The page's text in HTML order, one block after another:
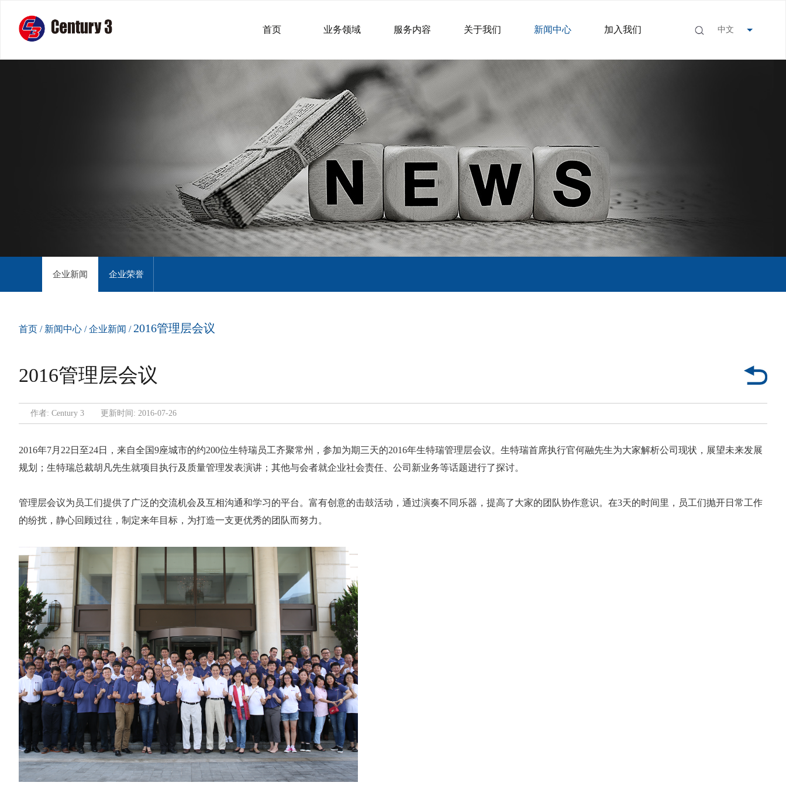
中文
首页 业务领域 服务内容 关于我们 新闻中心 加入我们
企业新闻 企业荣誉
首页 / 新闻中心 /企业新闻 / 2016管理层会议
2016管理层会议
作者: Century 3 更新时间: 2016-07-26
2016年7月 22 日至24日，来自全国9座城市的约200位生特瑞员工齐聚常州，参加为期三天的2016年生特瑞管理层会议。生特瑞首席执行官何融先生为大家解析公司现状，展望未来发展
规划；生特瑞总裁胡凡先生就项目执行及质量管理发表演讲；其他与会者就企业社会责任、公司新业务等话题进行了探讨。
管理层会议为员工们提供了广泛的交流机会及互相沟通和学习的平台。富有创意的击鼓活动，通过演奏不同乐器，提高了大家的团队协作意识。在3天的时间里，员工们抛开日常工作
的纷扰，静心回顾过往，制定来年目标，为打造一支更优秀的团队而努力。